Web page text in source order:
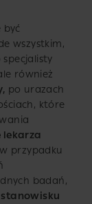
być
wszystkim,
również
po urazach
które
lekarza
przypadku
badań,
stanowisku